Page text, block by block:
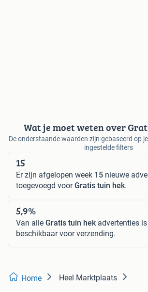
Wat je moet weten over
De onderstaande waarden zijn gebaseerd op
ingestelde filters
15
Er zijn afgelopen week 15 nieuwe
toegevoegd voorGratis tuin hek.
5,9%
Van alle Gratis tuin hek advertenties is
beschikbaar voor verzending.
Home Heel Marktplaats